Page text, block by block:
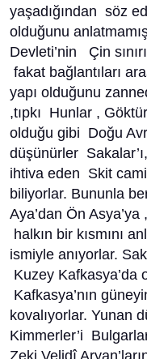
yaşadığından söz
olduğunu
Devleti’nin Çin
fakat bağlantıları
yapı olduğunu
,tıpkı Hunlar ,
olduğu gibi Doğu
düşünürler
ihtiva eden Skit
biliyorlar. Bununla
Aya’dan Ön
halkın bir kısmını
ismiyle anıyorlar.
Kuzey Kafkasya’da
Kafkasya’nın
kovalıyorlar. Yunan
Kimmerler’i
Zeki Velidî